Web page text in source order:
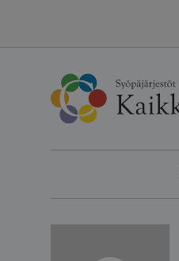
sisältöön